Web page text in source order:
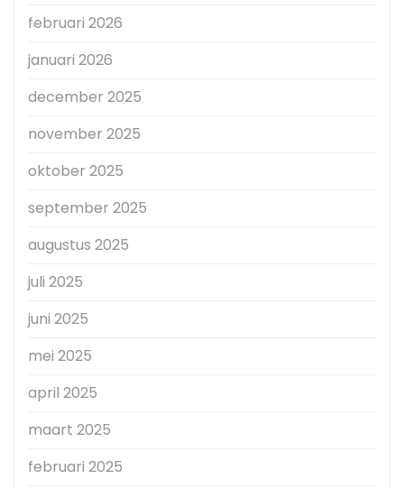
februari 2026
januari 2026
december 2025
november 2025
oktober 2025
september 2025
augustus 2025
juli 2025
juni 2025
mei 2025
april 2025
maart 2025
februari 2025